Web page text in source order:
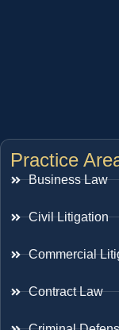
Practice
Business Law
Civil Litigation
Commercial
Contract Law